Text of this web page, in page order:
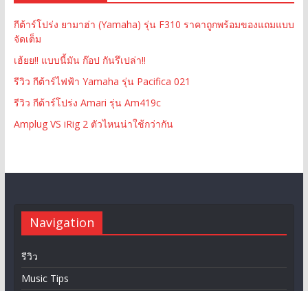
กีต้าร์โปร่ง ยามาฮ่า (Yamaha) รุ่น F310 ราคาถูกพร้อมของแถมแบบ
จัดเต็ม
เฮ้ยย!! แบบนี้มัน ก๊อป กันรึเปล่า!!
รีวิว กีต้าร์ไฟฟ้า Yamaha รุ่น Pacifica 021
รีวิว กีต้าร์โปร่ง Amari รุ่น Am419c
Amplug VS iRig 2 ตัวไหนน่าใช้กว่ากัน
Navigation
รีวิว
Music Tips